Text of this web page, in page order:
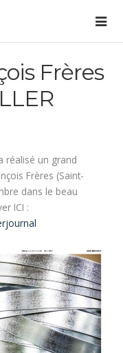
Frères
réalisé un grand
Frères (Saint-
dans le beau
ICI :